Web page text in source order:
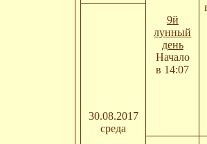
9й
лунный
день
Начало
в 14:07
30.08.2017
среда